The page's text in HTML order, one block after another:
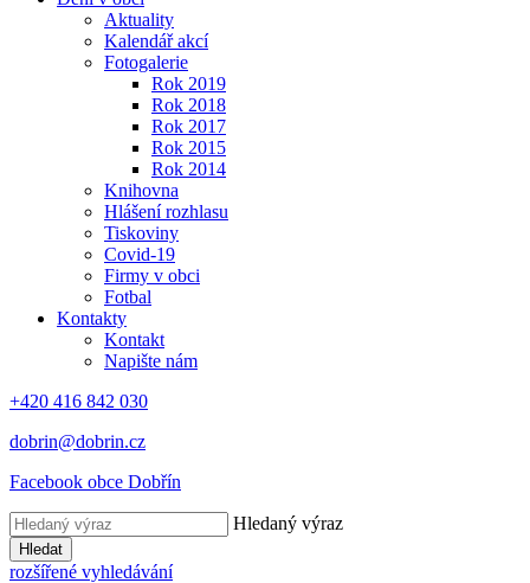
Aktuality
Kalendář akcí
Fotogalerie
Rok 2019
Rok 2018
Rok 2017
Rok 2015
Rok 2014
Knihovna
Hlášení rozhlasu
Tiskoviny
Covid-19
Firmy v obci
Fotbal
Kontakty
Kontakt
Napište nám
+420 416 842 030
dobrin@dobrin.cz
Facebook obce Dobřín
Hledaný výraz
Hledat
rozšířené vyhledávání